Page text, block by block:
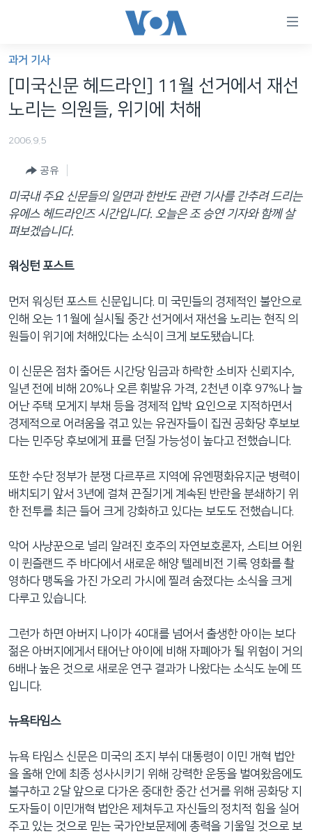
가
능
링
츠
로
동
으
로
이
검
색
등
세계
프로그램
주파수 안내
과거 기사
[미국신문 헤드라인] 11월 선거에서 재선
노리는 의원들, 위기에 처해
2006.9.5
공유
미국내 주요 신문들의 일면과 한반도 관련 기사를 간추려 드리는
유에스 헤드라인즈 시간입니다. 오늘은 조 승연 기자와 함께 살
펴보겠습니다.
워싱턴 포스트
먼저 워싱턴 포스트 신문입니다. 미 국민들의 경제적인 불안으로
인해 오는 11월에 실시될 중간 선거에서 재선을 노리는 현직 의
원들이 위기에 처해있다는 소식이 크게 보도됐습니다.
이 신문은 점차 줄어든 시간당 임금과 하락한 소비자 신뢰지수,
일년 전에 비해 20%나 오른 휘발유 가격, 2천년 이후 97%나 늘
어난 주택 모게지 부채 등을 경제적 압박 요인으로 지적하면서
경제적으로 어려움을 겪고 있는 유권자들이 집권 공화당 후보보
다는 민주당 후보에게 표를 던질 가능성이 높다고 전했습니다.
또한 수단 정부가 분쟁 다르푸르 지역에 유엔평화유지군 병력이
배치되기 앞서 3년에 걸쳐 끈질기게 계속된 반란을 분쇄하기 위
한 전투를 최근 들어 크게 강화하고 있다는 보도도 전했습니다.
악어 사냥꾼으로 널리 알려진 호주의 자연보호론자, 스티브 어윈
이 퀸즐랜드 주 바다에서 새로운 해양 텔레비전 기록 영화를 촬
영하다 맹독을 가진 가오리 가시에 찔려 숨졌다는 소식을 크게
다루고 있습니다.
그런가 하면 아버지 나이가 40대를 넘어서 출생한 아이는 보다
젊은 아버지에게서 태어난 아이에 비해 자폐아가 될 위험이 거의
6배나 높은 것으로 새로운 연구 결과가 나왔다는 소식도 눈에 뜨
입니다.
뉴욕타임스
뉴욕 타임스 신문은 미국의 조지 부쉬 대통령이 이민 개혁 법안
을 올해 안에 최종 성사시키기 위해 강력한 운동을 벌여왔음에도
불구하고 2달 앞으로 다가온 중대한 중간 선거를 위해 공화당 지
도자들이 이민개혁 법안은 제쳐두고 자신들의 정치적 힘을 실어
주고 있는 것으로 믿는 국가안보문제에 총력을 기울일 것으로 보